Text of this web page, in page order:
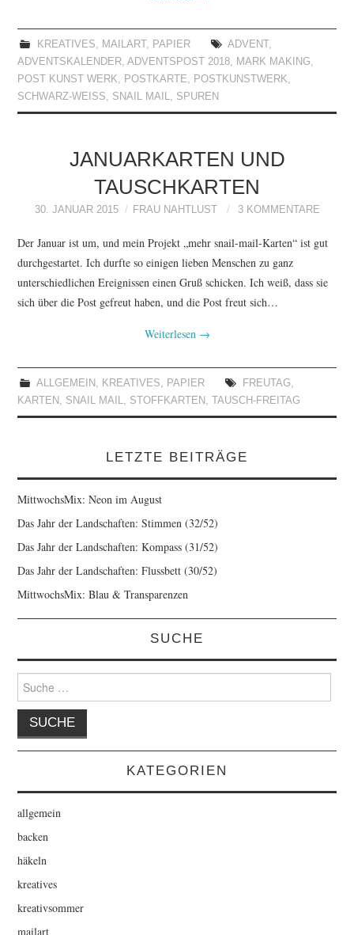
KREATIVES, MAILART , PAPIER ADVENT ,
ADVENTSKALENDER,ADVENTSPOST 2018, MARK MAKING,
POST KUNST WERK, POSTKARTE, POSTKUNSTWERK,
SCHWARZ-WEISS
, SNAIL MAIL, SPUREN
JANUARKARTEN UND
TAUSCHKARTEN
30. JANUAR 2015 FRAU NAHTLUST 3 KOMMENTARE
Der Januar ist um, und mein Projekt „mehr snail-mail-Karten“ ist gut
durchgestartet. Ich durfte so einigen lieben Menschen zu ganz
unterschiedlichen Ereignissen einen Gruß schicken. Ich weiß, dass sie
sich über die Post gefreut haben, und die Post freut sich…
Weiterlesen →
ALLGEMEIN KREATIVES PAPIER FREUTAG
KARTEN
SNAIL MAIL STOFFKARTEN ,TAUSCH-FREITAG
LETZTE BEITRÄGE
MittwochsMix: Neon im August
Das Jahr der Landschaften: Stimmen (32/52)
Das Jahr der Landschaften: Kompass (31/52)
Das Jahr der Landschaften: Flussbett (30/52)
MittwochsMix: Blau & Transparenzen
SUCHE
nach:
KATEGORIEN
allgemein
backen
häkeln
kreatives
kreativsommer
mailart